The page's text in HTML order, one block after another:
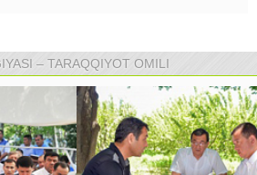
– TARAQQIYOT OMILI